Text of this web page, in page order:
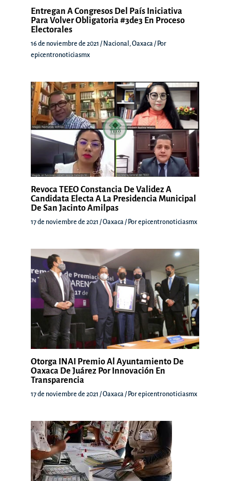
Entregan A Congresos Del País Iniciativa
Para Volver Obligatoria #3de3 En Proceso
Electorales
16 de noviembre de 2021 / Nacional ,Oaxaca / Por
epicentronoticiasmx
Revoca TEEO Constancia De Validez A
Candidata Electa A La Presidencia Municipal
De San Jacinto Amilpas
17 de noviembre de 2021 /Oaxaca / Porepicentronoticiasmx
Otorga INAI Premio Al Ayuntamiento De
Oaxaca De Juárez Por Innovación En
Transparencia
17 de noviembre de 2021 /Oaxaca / Porepicentronoticiasmx